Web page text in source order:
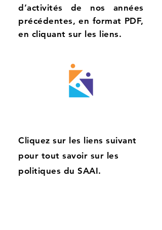
d’activités de nos années
précédentes, en format PDF,
en cliquant sur les liens.
Cliquez sur les liens suivant
pour tout savoir sur les
politiques du SAAI.